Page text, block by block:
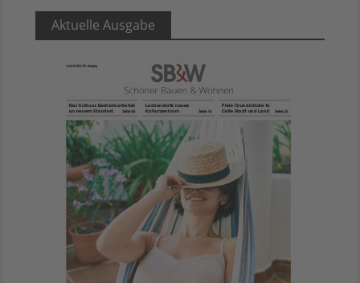
Aktuelle Ausgabe